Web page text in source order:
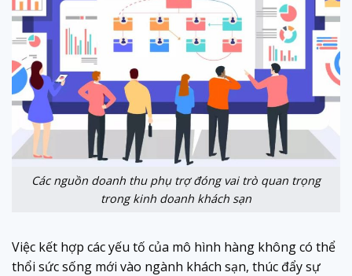
Các nguồn doanh thu phụ trợ đóng vai trò quan trọng
trong kinh doanh khách sạn
Việc kết hợp các yếu tố của mô hình hàng không có thể
thổi sức sống mới vào ngành khách sạn, thúc đẩy sự